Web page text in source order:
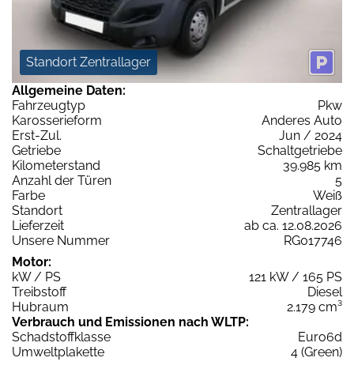
Standort Zentrallager
Allgemeine Daten:
Fahrzeugtyp
Pkw
Karosserieform
Anderes Auto
Erst-Zul.
Jun / 2024
Getriebe
Schaltgetriebe
Kilometerstand
39.985 km
Anzahl der Türen
5
Farbe
Weiß
Standort
Zentrallager
Lieferzeit
ab ca. 12.08.2026
Unsere Nummer
RG017746
Motor:
kW / PS
121 kW / 165 PS
Treibstoff
Diesel
Hubraum
2.179 cm³
Verbrauch und Emissionen nach WLTP:
Schadstoffklasse
Euro6d
Umweltplakette
4 (Green)